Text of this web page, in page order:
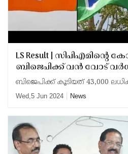
LS Result | സിപിഎമിന്റെ
ബിജെപിക്ക് വൻ വോട്
കടന്നുകയറി; വിശദമായി
ഇടത് നേതാക്കൾ
ബിജെപിക്ക് കൂടിയത് 43,000
Wed,5 Jun 2024 News